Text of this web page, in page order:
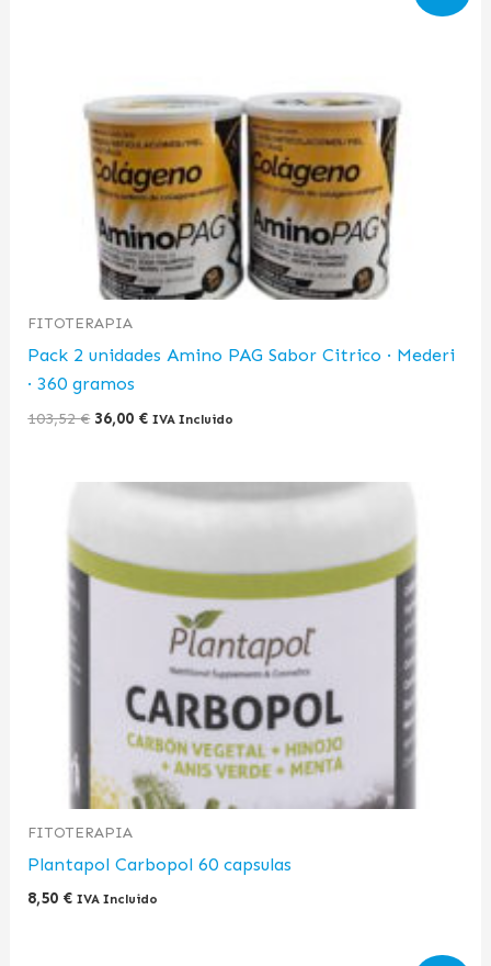
FITOTERAPIA
Pack 2 unidades Amino PAG Sabor Citrico · Mederi
· 360 gramos
103,52€ 36,00 € IVA Incluido
FITOTERAPIA
Plantapol Carbopol 60 capsulas
8,50 € IVA Incluido